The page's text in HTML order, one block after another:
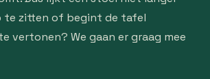
te zitten of begint de tafel
vertonen? We gaan er graag mee